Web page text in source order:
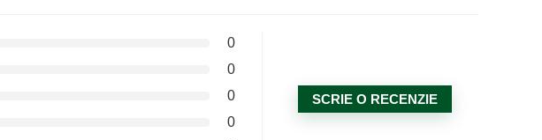
0
0
0
0
SCRIE O RECENZIE